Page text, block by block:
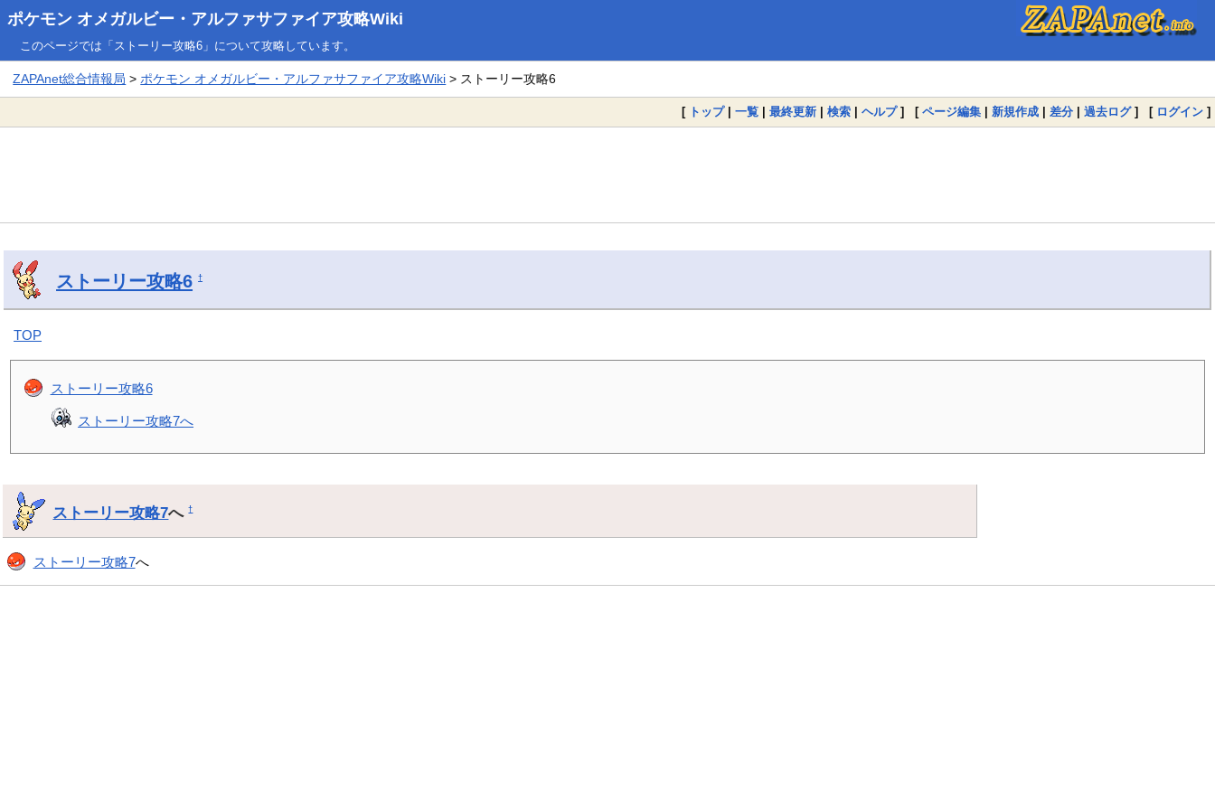
ポケモン オメガルビー・アルファサファイア攻略Wiki
このページでは「ストーリー攻略6」について攻略しています。
ZAPAnet総合情報局 >ポケモン オメガルビー・アルファサファイア攻略Wiki > ストーリー攻略6
[ トップ| 一覧 | 最終更新 | 検索 | ヘルプ] [ ページ編集 | 新規作成 | 差分 | 過去ログ] [ ログイン ]
ストーリー攻略6 †
TOP
ストーリー攻略6
ストーリー攻略7へ
ストーリー攻略7へ†
ストーリー攻略7へ